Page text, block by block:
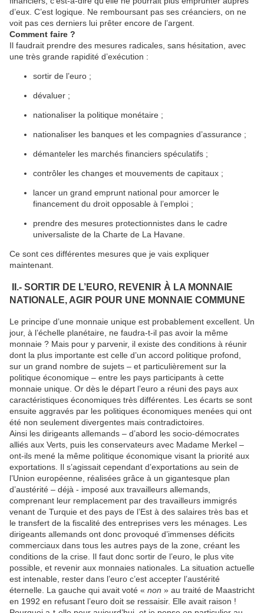
d’eux. C’est logique. Ne remboursant pas ses créanciers, on ne
voit pas ces derniers lui prêter encore de l’argent.
Comment faire ?
Il faudrait prendre des mesures radicales, sans hésitation, avec
une très grande rapidité d’exécution :
sortir de l’euro ;
dévaluer ;
nationaliser la politique monétaire ;
nationaliser les banques et les compagnies d’assurance ;
démanteler les marchés financiers spéculatifs ;
contrôler les changes et mouvements de capitaux ;
lancer un grand emprunt national pour amorcer le
financement du droit opposable à l’emploi ;
prendre des mesures protectionnistes dans le cadre
universaliste de la Charte de La Havane.
Ce sont ces différentes mesures que je vais expliquer
maintenant.
II.- SORTIR DE L’EURO, REVENIR À LA MONNAIE
NATIONALE, AGIR POUR UNE MONNAIE COMMUNE
Le principe d’une monnaie unique est probablement excellent. Un
jour, à l’échelle planétaire, ne faudra-t-il pas avoir la même
monnaie ? Mais pour y parvenir, il existe des conditions à réunir
dont la plus importante est celle d’un accord politique profond,
sur un grand nombre de sujets – et particulièrement sur la
politique économique – entre les pays participants à cette
monnaie unique. Or dès le départ l’euro a réuni des pays aux
caractéristiques économiques très différentes. Les écarts se sont
ensuite aggravés par les politiques économiques menées qui ont
été non seulement divergentes mais contradictoires.
Ainsi les dirigeants allemands – d’abord les socio-démocrates
alliés aux Verts, puis les conservateurs avec Madame Merkel –
ont-ils mené la même politique économique visant la priorité aux
exportations. Il s’agissait cependant d’exportations au sein de
l’Union européenne, réalisées grâce à un gigantesque plan
d’austérité – déjà - imposé aux travailleurs allemands,
comprenant leur remplacement par des travailleurs immigrés
venant de Turquie et des pays de l’Est à des salaires très bas et
le transfert de la fiscalité des entreprises vers les ménages. Les
dirigeants allemands ont donc provoqué d’immenses déficits
commerciaux dans tous les autres pays de la zone, créant les
conditions de la crise. Il faut donc sortir de l’euro, le plus vite
possible, et revenir aux monnaies nationales. La situation actuelle
est intenable, rester dans l’euro c’est accepter l’austérité
éternelle. La gauche qui avait voté « non » au traité de Maastricht
en 1992 en refusant l’euro doit se ressaisir. Elle avait raison !